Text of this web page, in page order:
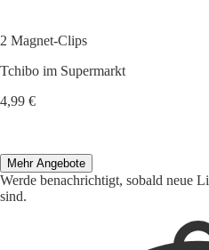
2 Magnet-Clips
Tchibo im Supermarkt
4,99 €
Mehr Angebote
Werde benachrichtigt, sobald neue
sind.